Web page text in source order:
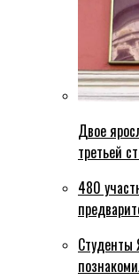
Двое
третьей
480
Студенты